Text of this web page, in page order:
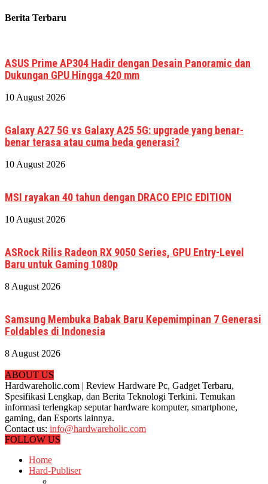
Berita Terbaru
ASUS Prime AP304 Hadir dengan Desain Panoramic dan
Dukungan GPU Hingga 420 mm
10 August 2026
Galaxy A27 5G vs Galaxy A25 5G: upgrade yang benar-
benar terasa atau cuma beda generasi?
10 August 2026
MSI rayakan 40 tahun dengan DRACO EPIC EDITION
10 August 2026
ASRock Rilis Radeon RX 9050 Series, GPU Entry-Level
Baru untuk Gaming 1080p
8 August 2026
Samsung Membuka Babak Baru Kepemimpinan 7 Generasi
Foldables di Indonesia
8 August 2026
ABOUT US
Hardwareholic.com | Review Hardware Pc, Gadget Terbaru,
Spesifikasi Lengkap, dan Berita Teknologi Terkini. Temukan
informasi terlengkap seputar hardware komputer, smartphone,
gaming, dan Esports lainnya.
Contact us: info@hardwareholic.com
FOLLOW US
Home
Hard-Publiser